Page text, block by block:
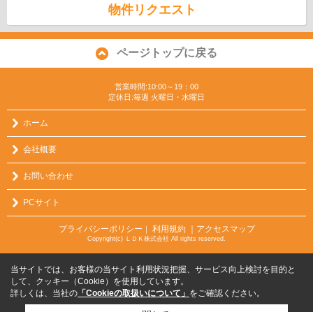
物件リクエスト
ページトップに戻る
営業時間:10:00～19：00
定休日:毎週 火曜日・水曜日
ホーム
会社概要
お問い合わせ
PCサイト
プライバシーポリシー ｜ 利用規約 ｜アクセスマップ
Copyright(c) ＬＤＫ株式会社 All rights reserved.
当サイトでは、お客様の当サイト利用状況把握、サービス向上検討を目的と
して、クッキー（Cookie）を使用しています。
詳しくは、当社の 「Cookieの取扱いについて」 をご確認ください。